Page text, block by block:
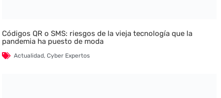
Códigos QR o SMS: riesgos de la vieja tecnología que la
pandemia ha puesto de moda
Actualidad,Cyber Expertos